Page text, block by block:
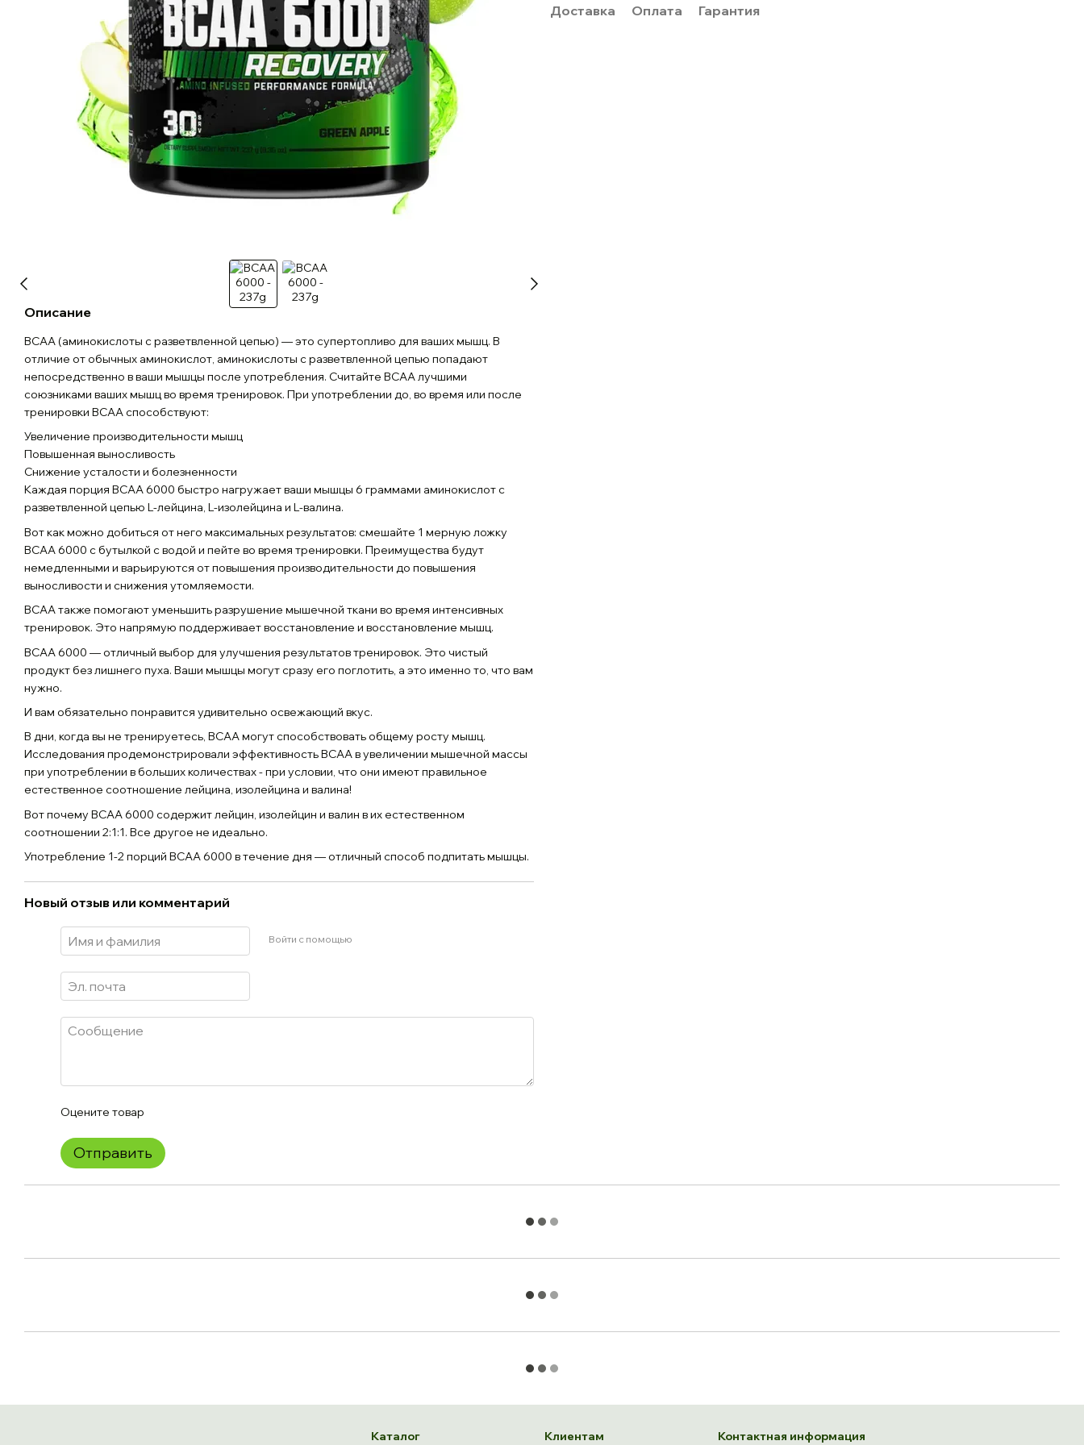
Описание
BCAA (аминокислоты с разветвленной цепью) — это супертопливо для ваших мышц. В
отличие от обычных аминокислот, аминокислоты с разветвленной цепью попадают
непосредственно в ваши мышцы после употребления. Считайте BCAA лучшими
союзниками ваших мышц во время тренировок. При употреблении до, во время или после
тренировки BCAA способствуют:
Увеличение производительности мышц
Повышенная выносливость
Снижение усталости и болезненности
Каждая порция BCAA 6000 быстро нагружает ваши мышцы 6 граммами аминокислот с
разветвленной цепью L-лейцина, L-изолейцина и L-валина.
Вот как можно добиться от него максимальных результатов: смешайте 1 мерную ложку
BCAA 6000 с бутылкой с водой и пейте во время тренировки. Преимущества будут
немедленными и варьируются от повышения производительности до повышения
выносливости и снижения утомляемости.
BCAA также помогают уменьшить разрушение мышечной ткани во время интенсивных
тренировок. Это напрямую поддерживает восстановление и восстановление мышц.
BCAA 6000 — отличный выбор для улучшения результатов тренировок. Это чистый
продукт без лишнего пуха. Ваши мышцы могут сразу его поглотить, а это именно то, что вам
нужно.
И вам обязательно понравится удивительно освежающий вкус.
В дни, когда вы не тренируетесь, BCAA могут способствовать общему росту мышц.
Исследования продемонстрировали эффективность BCAA в увеличении мышечной массы
при употреблении в больших количествах - при условии, что они имеют правильное
естественное соотношение лейцина, изолейцина и валина!
Вот почему BCAA 6000 содержит лейцин, изолейцин и валин в их естественном
соотношении 2:1:1. Все другое не идеально.
Употребление 1-2 порций BCAA 6000 в течение дня — отличный способ подпитать мышцы.
Новый отзыв или комментарий
Войти с помощью
Оцените товар
Отправить
Доставка Оплата Гарантия
Каталог Клиентам Контактная информация